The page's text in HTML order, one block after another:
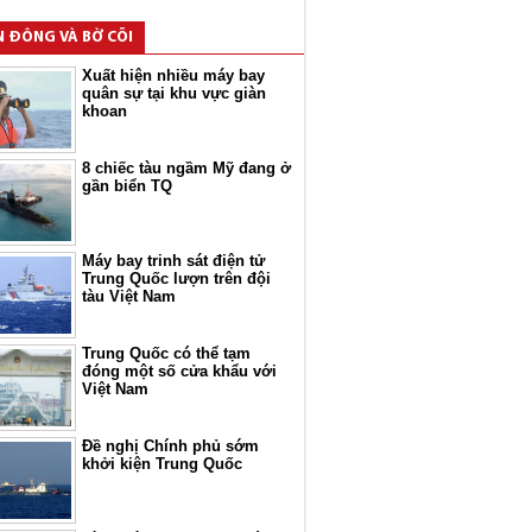
ĐÔNG VÀ BỜ CÕI
Xuất hiện nhiều máy bay
quân sự tại khu vực giàn
khoan
8 chiếc tàu ngầm Mỹ đang ở
gần biển TQ
Máy bay trinh sát điện tử
Trung Quốc lượn trên đội
tàu Việt Nam
Trung Quốc có thể tạm
đóng một số cửa khẩu với
Việt Nam
Đề nghị Chính phủ sớm
khởi kiện Trung Quốc